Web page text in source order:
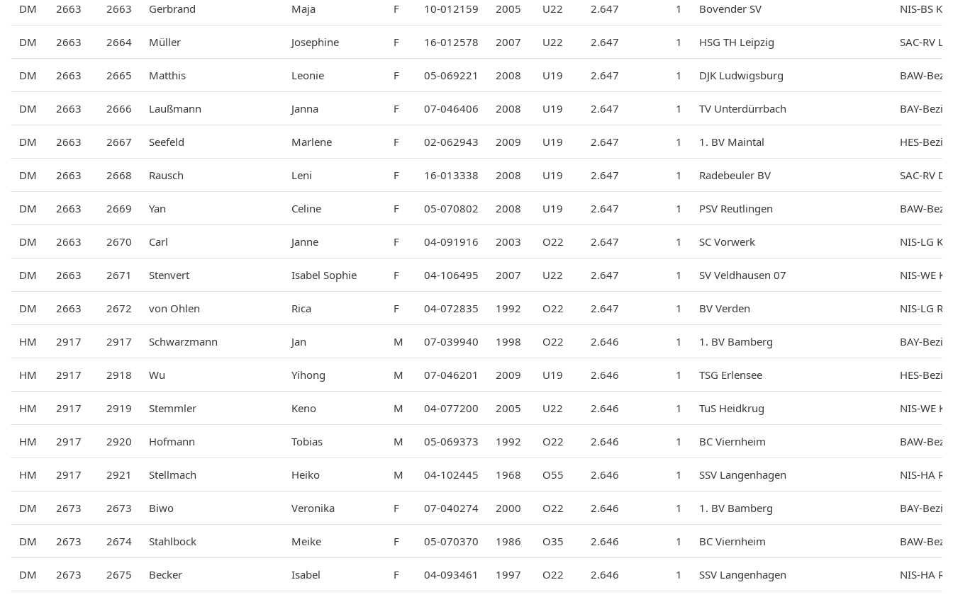
DM 2663 2663 Gerbrand Maja F 10-012159 2005 U22 2.647 1 Bovender SV NIS-BS
DM 2663 2664 Müller Josephine F 16-012578 2007 U22 2.647 1 HSG TH Leipzig SAC-RV
DM 2663 2665 Matthis Leonie F 05-069221 2008 U19 2.647 1 DJK Ludwigsburg BAW-
DM 2663 2666 Laußmann Janna F 07-046406 2008 U19 2.647 1 TV Unterdürrbach BAY-
DM 2663 2667 Seefeld Marlene F 02-062943 2009 U19 2.647 1 1. BV Maintal HES-
DM 2663 2668 Rausch Leni F 16-013338 2008 U19 2.647 1 Radebeuler BV SAC-RV
DM 2663 2669 Yan Celine F 05-070802 2008 U19 2.647 1 PSV Reutlingen BAW-
DM 2663 2670 Carl Janne F 04-091916 2003 O22 2.647 1 SC Vorwerk NIS-LG
DM 2663 2671 Stenvert Isabel Sophie F 04-106495 2007 U22 2.647 1 SV Veldhausen 07 NIS-WE
DM 2663 2672 von Ohlen Rica F 04-072835 1992 O22 2.647 1 BV Verden NIS-LG
HM 2917 2917 Schwarzmann Jan M 07-039940 1998 O22 2.646 1 1. BV Bamberg BAY-
HM 2917 2918 Wu Yihong M 07-046201 2009 U19 2.646 1 TSG Erlensee HES-
HM 2917 2919 Stemmler Keno M 04-077200 2005 U22 2.646 1 TuS Heidkrug NIS-WE
HM 2917 2920 Hofmann Tobias M 05-069373 1992 O22 2.646 1 BC Viernheim BAW-
HM 2917 2921 Stellmach Heiko M 04-102445 1968 O55 2.646 1 SSV Langenhagen NIS-HA
DM 2673 2673 Biwo Veronika F 07-040274 2000 O22 2.646 1 1. BV Bamberg BAY-
DM 2673 2674 Stahlbock Meike F 05-070370 1986 O35 2.646 1 BC Viernheim BAW-
DM 2673 2675 Becker Isabel F 04-093461 1997 O22 2.646 1 SSV Langenhagen NIS-HA